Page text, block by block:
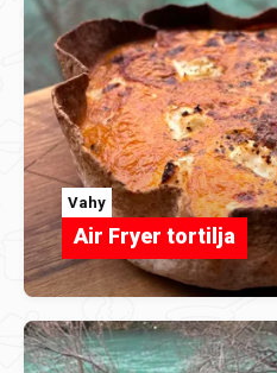
Vahy
Air Fryer tortilja